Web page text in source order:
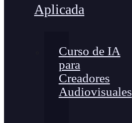
Aplicada
Curso de IA
para
Creadores
Audiovisuales